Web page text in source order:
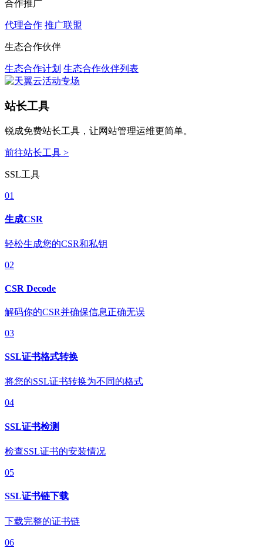
合作推广
代理合作 推广联盟
生态合作伙伴
生态合作计划 生态合作伙伴列表
站长工具
锐成免费站长工具，让网站管理运维更简单。
前往站长工具 >
SSL工具
01
生成CSR
轻松生成您的CSR和私钥
02
CSR Decode
解码你的CSR并确保信息正确无误
03
SSL证书格式转换
将您的SSL证书转换为不同的格式
04
SSL证书检测
检查SSL证书的安装情况
05
SSL证书链下载
下载完整的证书链
06